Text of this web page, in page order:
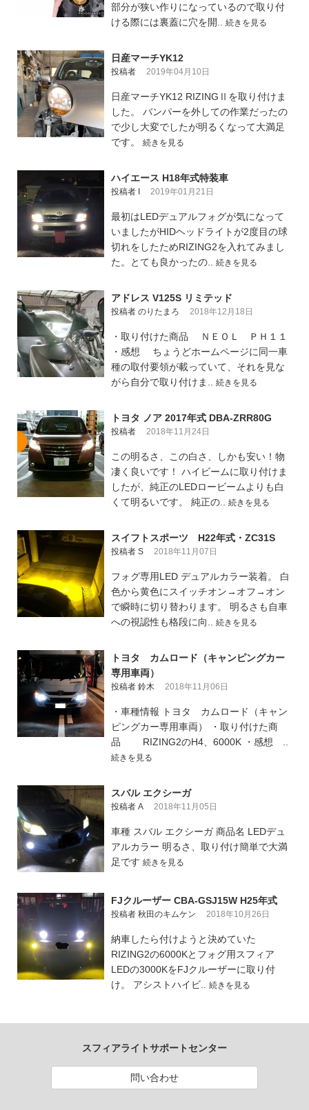
部分が狭い作りになっているので取り付
ける際には裏蓋に穴を開.. 続きを見る
日産マーチYK12
投稿者 2019年04月10日
日産マーチYK12 RIZINGⅡを取り付けま
した。 バンパーを外しての作業だったの
で少し大変でしたが明るくなって大満足
です。 続きを見る
ハイエース H18年式特装車
投稿者 I 2019年01月21日
最初はLEDデュアルフォグが気になって
いましたがHIDヘッドライトが2度目の球
切れをしたためRIZING2を入れてみまし
た。とても良かったの.. 続きを見る
アドレス V125S リミテッド
投稿者 のりたまろ 2018年12月18日
・取り付けた商品 ＮＥＯＬ ＰＨ１１
・感想 ちょうどホームページに同一車
種の取付要領が載っていて、それを見な
がら自分で取り付けま.. 続きを見る
トヨタ ノア 2017年式 DBA-ZRR80G
投稿者 2018年11月24日
この明るさ、この白さ、しかも安い！物
凄く良いです！ ハイビームに取り付けま
したが、純正のLEDロービームよりも白
くて明るいです。 純正の.. 続きを見る
スイフトスポーツ H22年式・ZC31S
投稿者 S 2018年11月07日
フォグ専用LED デュアルカラー装着。 白
色から黄色にスイッチオン→オフ→オン
で瞬時に切り替わります。 明るさも自車
への視認性も格段に向.. 続きを見る
トヨタ カムロード（キャンピングカー
専用車両）
投稿者 鈴木 2018年11月06日
・車種情報 トヨタ カムロード（キャン
ピングカー専用車両） ・取り付けた商
品 RIZING2のH4、6000K ・感想 ..
続きを見る
スバル エクシーガ
投稿者 A 2018年11月05日
車種 スバル エクシーガ 商品名 LEDデュ
アルカラー 明るさ、取り付け簡単で大満
足です 続きを見る
FJクルーザー CBA-GSJ15W H25年式
投稿者 秋田のキムケン 2018年10月26日
納車したら付けようと決めていた
RIZING2の6000Kとフォグ用スフィア
LEDの3000KをFJクルーザーに取り付
け。 アシストハイビ.. 続きを見る
スフィアライトサポートセンター
問い合わせ